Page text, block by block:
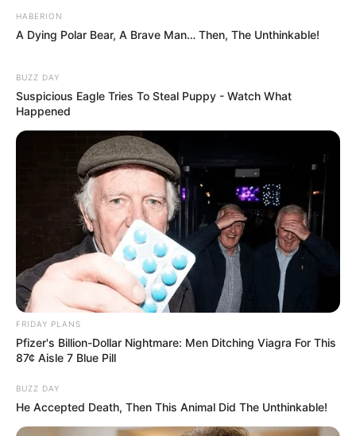
HABERION
A Dying Polar Bear, A Brave Man… Then, The Unthinkable!
BUZZ DAY
Suspicious Eagle Tries To Steal Puppy - Watch What
Happened
FRIDAY PLANS
Pfizer's Billion-Dollar Nightmare: Men Ditching Viagra For This
87¢ Aisle 7 Blue Pill
BUZZ DAY
He Accepted Death, Then This Animal Did The Unthinkable!